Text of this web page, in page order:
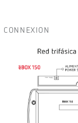
CONNEXION